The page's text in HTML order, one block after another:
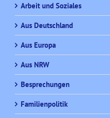
Arbeit und Soziales
Aus Deutschland
Aus Europa
Aus NRW
Besprechungen
Familienpolitik